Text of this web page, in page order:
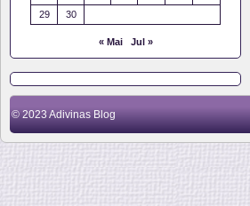
29
30
« Mai Jul »
© 2023Adivinas Blog